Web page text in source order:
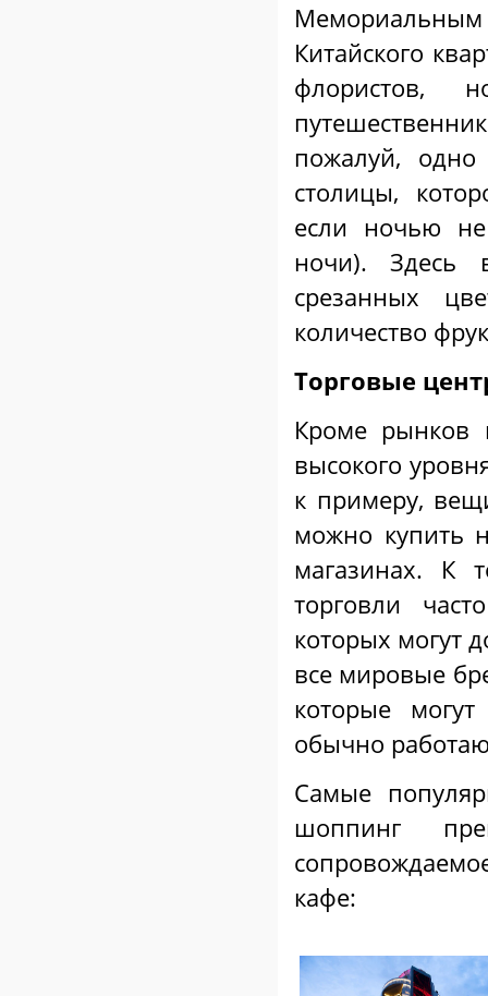
Китайского
пожалуй,
столицы,
если ночью не
ночи). Здесь
срезанных
количество
Торговые
Кроме
высокого
к примеру,
можно купить
магазинах. К
торговли
которых могут
все мировые
которые
обычно
Самые
шоппинг
кафе: